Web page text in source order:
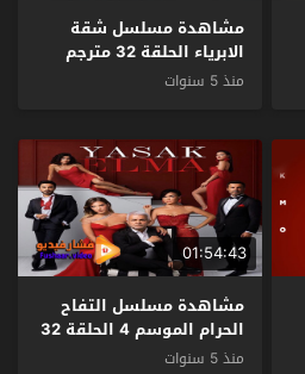
مشاهدة مسلسل شقة
الابرياء الحلقة 32 مترجم
منذ 5 سنوات
01:54:43
مشاهدة مسلسل التفاح
الحرام الموسم 4 الحلقة 32
مترجم
منذ 5 سنوات